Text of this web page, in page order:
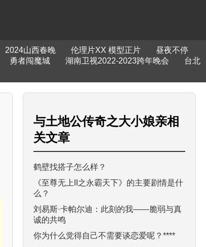
2024山西春晚 伦理片XX 模型正片
昼夜不停
勇者闯魔城 湖南卫视2022-2023跨年晚会
台北
与土地公传奇之大小娘亲相
关文章
鹤壁找搭子怎么样？
《至尊无上II之永霸天下》的主要剧情是什
么？
刘易斯·卡帕尔迪：此刻的我——脆弱与真
诚的共鸣
你为什么觉得自己不需要谈恋爱呢？****